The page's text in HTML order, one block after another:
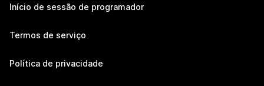
Início de sessão de programador
Termos de serviço
Política de privacidade